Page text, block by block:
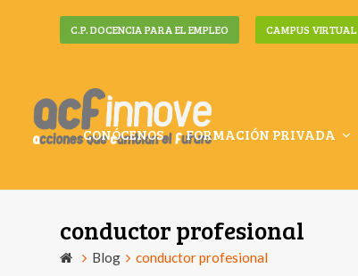
C.P. DOCENCIA PARA EL EMPLEO CAMPUS VIRTUAL
CONÓCENOS FORMACIÓN PRIVADA
conductor profesional
Blog conductor profesional